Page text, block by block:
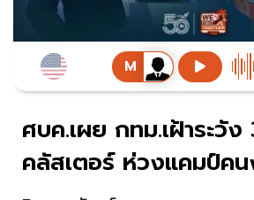
ศบค.เผย กทม.เฝ้าระวัง
คลัสเตอร์ ห่วงแคมป์ค